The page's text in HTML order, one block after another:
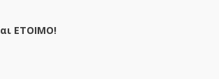
ΕΤΟΙΜΟ!